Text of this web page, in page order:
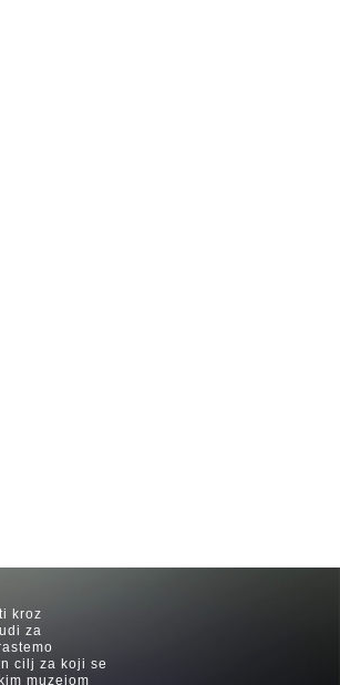
kroz
za
cilj za koji se
muzejom